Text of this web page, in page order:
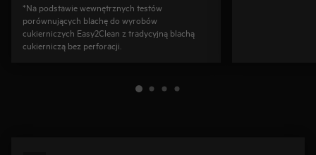
*Na podstawie wewnętrznych testów
porównujących blachę do wyrobów
cukierniczych Easy2Clean z tradycyjną blachą
cukierniczą bez perforacji.